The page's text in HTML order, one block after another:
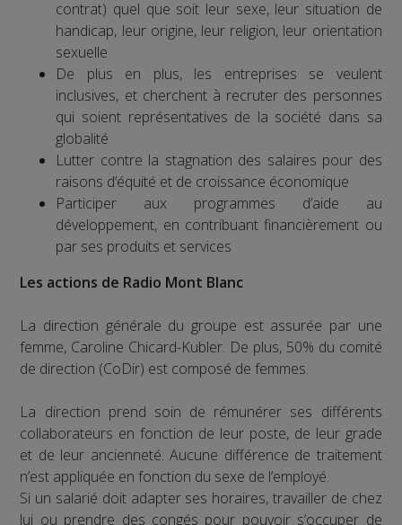
contrat) quel que soit leur sexe, leur situation de
handicap, leur origine, leur religion, leur orientation
sexuelle
De plus en plus, les entreprises se veulent
inclusives, et cherchent à recruter des personnes
qui soient représentatives de la société dans sa
globalité
Lutter contre la stagnation des salaires pour des
raisons d’équité et de croissance économique
Participer aux programmes d’aide au
développement, en contribuant financièrement ou
par ses produits et services
Les actions de Radio Mont Blanc
La direction générale du groupe est assurée par une
femme, Caroline Chicard-Kubler. De plus, 50% du comité
de direction (CoDir) est composé de femmes.
La direction prend soin de rémunérer ses différents
collaborateurs en fonction de leur poste, de leur grade
et de leur ancienneté. Aucune différence de traitement
n’est appliquée en fonction du sexe de l’employé.
Si un salarié doit adapter ses horaires, travailler de chez
lui ou prendre des congés pour pouvoir s’occuper de